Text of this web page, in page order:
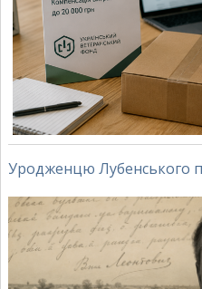
Уродженцю Лубенського